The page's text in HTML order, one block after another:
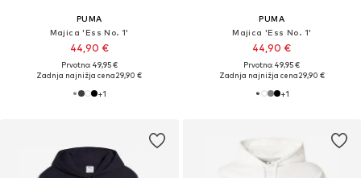
PUMA
Majica 'Ess No. 1'
44,90 €
Prvotno: 49,95 €
Zadnja najnižja cena29,90 €
+1
PUMA
Majica 'Ess No. 1'
44,90 €
Prvotno: 49,95 €
Zadnja najnižja cena29,90 €
+1